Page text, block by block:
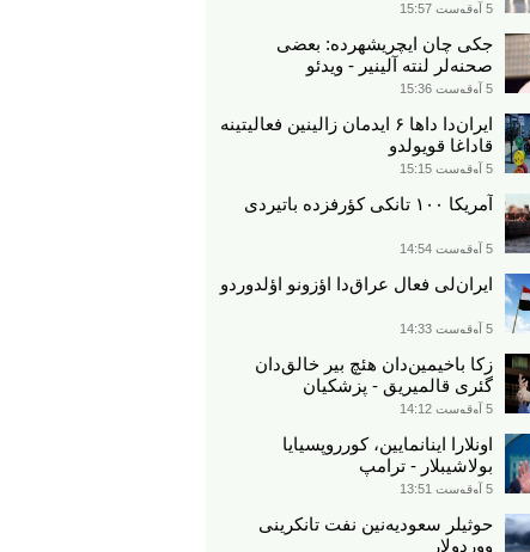
5 آوقوست 15:57
جکی چان ایچریشهرده: بعضی
صحنه‌لر لنته آلینیر - ویدئو
5 آوقوست 15:36
ایران‌دا داها ۶ ایدمان زالینین فعالیتینه
قاداغا قویولدو
5 آوقوست 15:15
آمریکا ۱۰۰ تانکی کؤرفزده باتیردی
5 آوقوست 14:54
ایران‌لی فعال عراق‌دا اؤزونو اؤلدوردو
5 آوقوست 14:33
زکا باخیمین‌دان هئچ بیر خالق‌دان
گئری قالمیریق - پزشکیان
5 آوقوست 14:12
اونلارا اینانمایین، کورروپسیایا
بولاشیبلار - ترامپ
5 آوقوست 13:51
حوثیلر سعودیه‌نین نفت تانکرینی
ووردولار